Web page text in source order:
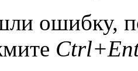
ошибку,